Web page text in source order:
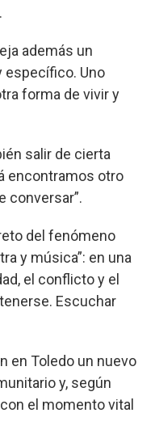
además un
específico. Uno
forma de vivir y
salir de cierta
encontramos otro
conversar”.
del fenómeno
y música”: en una
el conflicto y el
Escuchar
en Toledo un nuevo
y, según
el momento vital